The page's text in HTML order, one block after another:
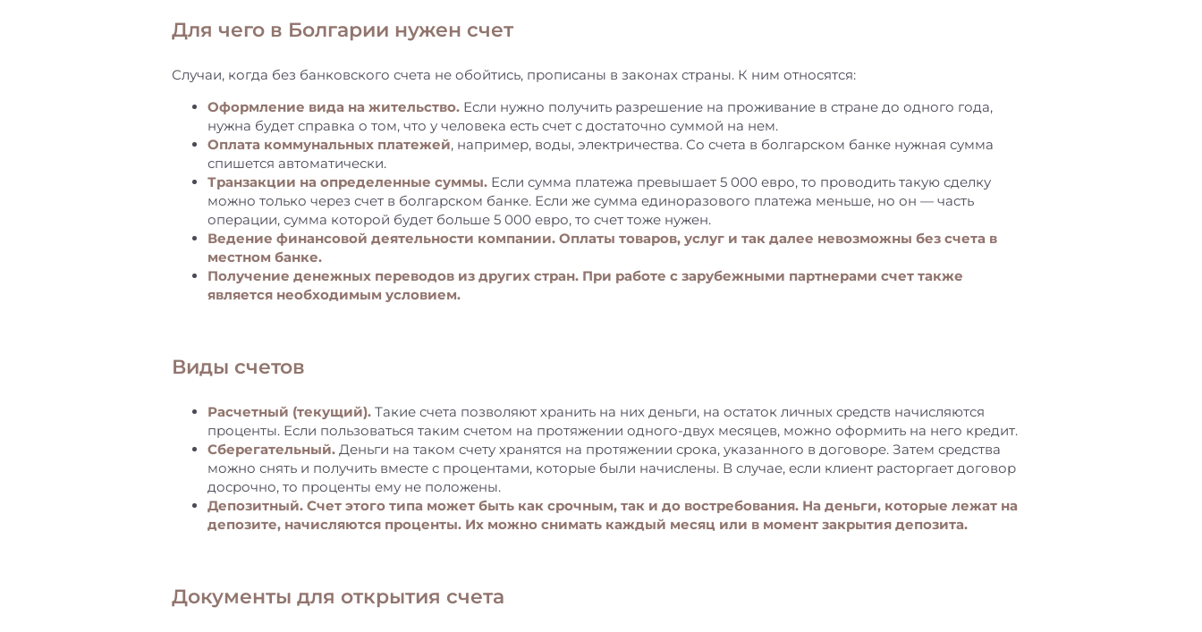
Для чего в Болгарии нужен счет
Случаи, когда без банковского счета не обойтись, прописаны в законах страны. К ним относятся:
Оформление вида на жительство. Если нужно получить разрешение на проживание в стране до одного года,
нужна будет справка о том, что у человека есть счет с достаточно суммой на нем.
Оплата коммунальных платежей, например, воды, электричества. Со счета в болгарском банке нужная сумма
спишется автоматически.
Транзакции на определенные суммы. Если сумма платежа превышает 5 000 евро, то проводить такую сделку
можно только через счет в болгарском банке. Если же сумма единоразового платежа меньше, но он — часть
операции, сумма которой будет больше 5 000 евро, то счет тоже нужен.
Ведение финансовой деятельности компании. Оплаты товаров, услуг и так далее невозможны без счета в
местном банке.
Получение денежных переводов из других стран. При работе с зарубежными партнерами счет также
является необходимым условием.
Виды счетов
Расчетный (текущий). Такие счета позволяют хранить на них деньги, на остаток личных средств начисляются
проценты. Если пользоваться таким счетом на протяжении одного-двух месяцев, можно оформить на него кредит.
Сберегательный. Деньги на таком счету хранятся на протяжении срока, указанного в договоре. Затем средства
можно снять и получить вместе с процентами, которые были начислены. В случае, если клиент расторгает договор
досрочно, то проценты ему не положены.
Депозитный. Счет этого типа может быть как срочным, так и до востребования. На деньги, которые лежат на
депозите, начисляются проценты. Их можно снимать каждый месяц или в момент закрытия депозита.
Документы для открытия счета